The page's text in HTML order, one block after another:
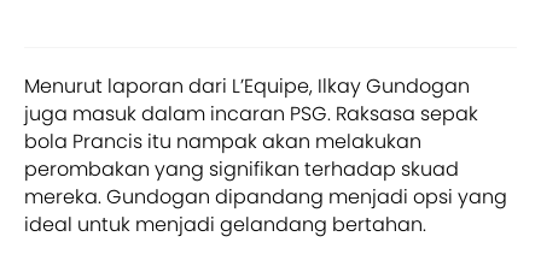
Menurut laporan dari L’Equipe, Ilkay Gundogan
juga masuk dalam incaran PSG. Raksasa sepak
bola Prancis itu nampak akan melakukan
perombakan yang signifikan terhadap skuad
mereka. Gundogan dipandang menjadi opsi yang
ideal untuk menjadi gelandang bertahan.